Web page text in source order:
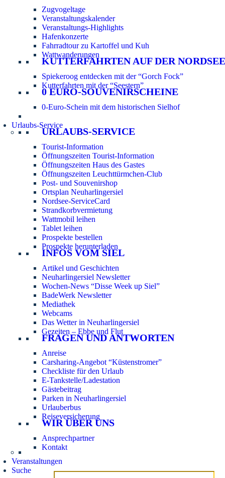
Zugvogeltage
Veranstaltungskalender
Veranstaltungs-Highlights
Hafenkonzerte
Fahrradtour zu Kartoffel und Kuh
Wattwanderungen
KUTTERFAHRTEN AUF DER NORDSEE
Spiekeroog entdecken mit der “Gorch Fock”
Kutterfahrten mit der “Seestern”
0 EURO-SOUVENIRSCHEINE
0-Euro-Schein mit dem historischen Sielhof
Urlaubs-Service
URLAUBS-SERVICE
Tourist-Information
Öffnungszeiten Tourist-Information
Öffnungszeiten Haus des Gastes
Öffnungszeiten Leuchttürmchen-Club
Post- und Souvenirshop
Ortsplan Neuharlingersiel
Nordsee-ServiceCard
Strandkorbvermietung
Wattmobil leihen
Tablet leihen
Prospekte bestellen
Prospekte herunterladen
INFOS VOM SIEL
Artikel und Geschichten
Neuharlingersiel Newsletter
Wochen-News “Disse Week up Siel”
BadeWerk Newsletter
Mediathek
Webcams
Das Wetter in Neuharlingersiel
Gezeiten – Ebbe und Flut
FRAGEN UND ANTWORTEN
Anreise
Carsharing-Angebot “Küstenstromer”
Checkliste für den Urlaub
E-Tankstelle/Ladestation
Gästebeitrag
Parken in Neuharlingersiel
Urlauberbus
Reiseversicherung
WIR ÜBER UNS
Ansprechpartner
Kontakt
Veranstaltungen
Suche